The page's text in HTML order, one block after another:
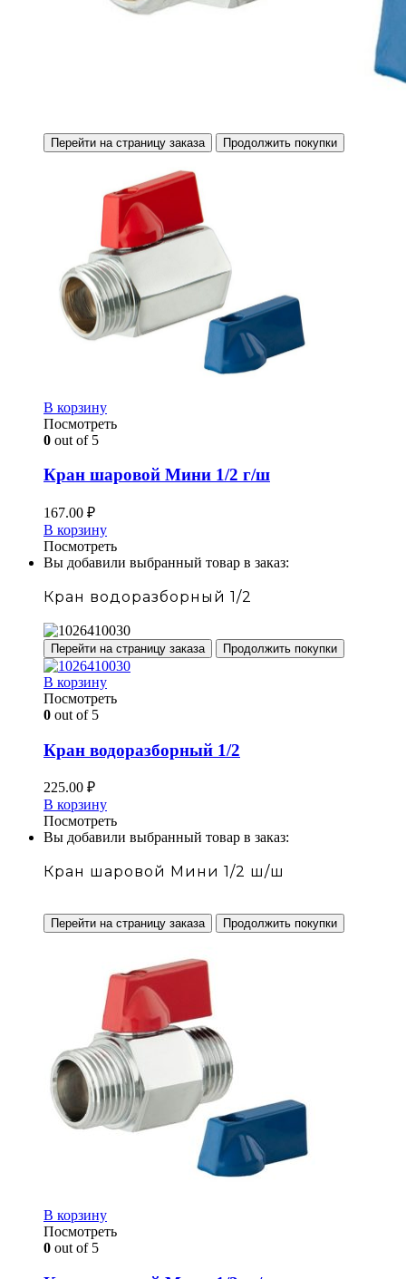
Перейти на страницу заказа Продолжить покупки
В корзину
Посмотреть
0 out of 5
Кран шаровой Мини 1/2 г/ш
167.00 ₽
В корзину
Посмотреть
Вы добавили выбранный товар в заказ:
Кран водоразборный 1/2
Перейти на страницу заказа Продолжить покупки
В корзину
Посмотреть
0 out of 5
Кран водоразборный 1/2
225.00 ₽
В корзину
Посмотреть
Вы добавили выбранный товар в заказ:
Кран шаровой Мини 1/2 ш/ш
Перейти на страницу заказа Продолжить покупки
В корзину
Посмотреть
0 out of 5